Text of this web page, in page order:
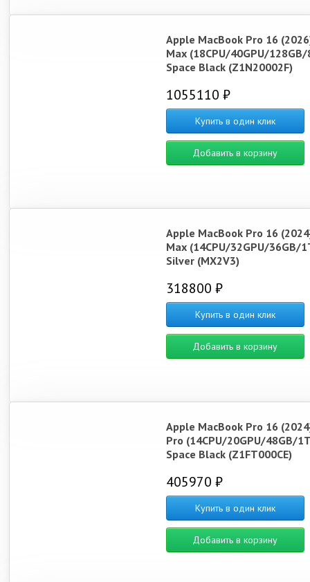
Apple MacBook Pro 16
Max (18CPU/40GPU/
Space Black (Z1N20002F)
1055110 ₽
Купить в один клик
Добавить в корзину
Apple MacBook Pro 16
Max (14CPU/32GPU/36GB/
Silver (MX2V3)
318800 ₽
Купить в один клик
Добавить в корзину
Apple MacBook Pro 16
Pro (14CPU/20GPU/48GB/
Space Black (Z1FT000CE)
405970 ₽
Купить в один клик
Добавить в корзину